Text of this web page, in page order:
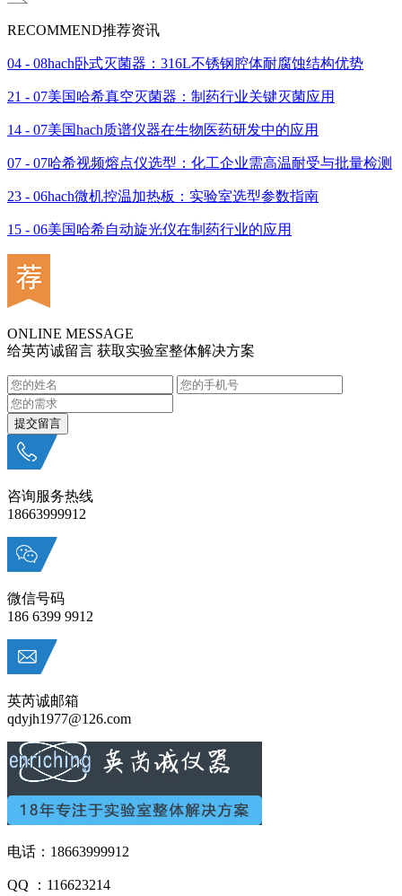
RECOMMEND推荐资讯
04 - 08hach卧式灭菌器：316L不锈钢腔体耐腐蚀结构优势
21 - 07美国哈希真空灭菌器：制药行业关键灭菌应用
14 - 07美国hach质谱仪器在生物医药研发中的应用
07 - 07哈希视频熔点仪选型：化工企业需高温耐受与批量检测
23 - 06hach微机控温加热板：实验室选型参数指南
15 - 06美国哈希自动旋光仪在制药行业的应用
ONLINE MESSAGE
给英芮诚留言 获取实验室整体解决方案
咨询服务热线
18663999912
微信号码
186 6399 9912
英芮诚邮箱
qdyjh1977@126.com
电话：18663999912
QQ ：116623214